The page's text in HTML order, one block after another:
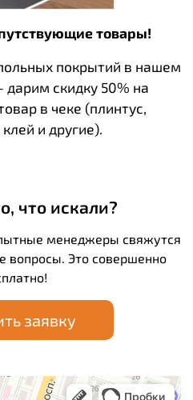
товары!
покрытий в нашем
скидку 50% на
в чеке (плинтус,
и другие).
что искали?
менеджеры свяжутся
вопросы. Это совершенно
заявку